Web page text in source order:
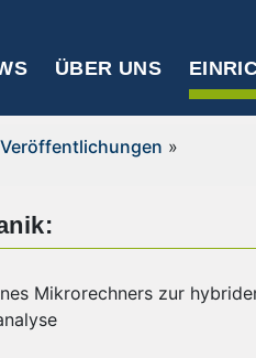
ÜBER UNS
Veröffentlichungen »
Mikrorechners zur